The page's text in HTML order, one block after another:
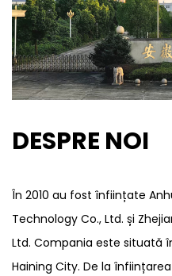
DESPRE NOI
În 2010 au fost înființate
Technology Co., Ltd. și
Ltd. Compania este situată
Haining City. De la